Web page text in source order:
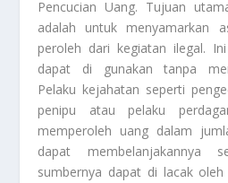
Pencucian Uang. Tujuan
adalah untuk menyamarkan
peroleh dari kegiatan ilegal.
dapat di gunakan tanpa
Pelaku kejahatan seperti
penipu atau pelaku
memperoleh uang dalam
dapat membelanjakannya
sumbernya dapat di lacak